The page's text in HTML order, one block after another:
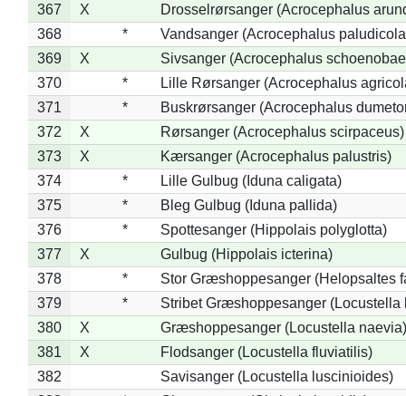
367
X
Drosselrørsanger (Acrocephalus
368
*
Vandsanger (Acrocephalus
369
X
Sivsanger (Acrocephalus
370
*
Lille Rørsanger (Acrocephalus
371
*
Buskrørsanger (Acrocephalus
372
X
Rørsanger (Acrocephalus scirpaceus)
373
X
Kærsanger (Acrocephalus palustris)
374
*
Lille Gulbug (Iduna caligata)
375
*
Bleg Gulbug (Iduna pallida)
376
*
Spottesanger (Hippolais polyglotta)
377
X
Gulbug (Hippolais icterina)
378
*
Stor Græshoppesanger (Helopsaltes
379
*
Stribet Græshoppesanger (Locustella
380
X
Græshoppesanger (Locustella naevia)
381
X
Flodsanger (Locustella fluviatilis)
382
Savisanger (Locustella luscinioides)